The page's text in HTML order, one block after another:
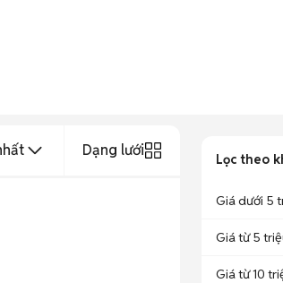
Dạng lưới Lọc theo
Giá dưới 5
Giá từ 5
Giá từ 10